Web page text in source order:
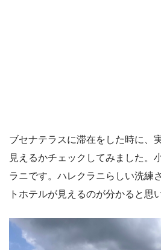
ブセナテラスに滞在をした時に、
見えるかチェックしてみました。
ラニです。ハレクラニらしい洗練
トホテルが見えるのが分かると思